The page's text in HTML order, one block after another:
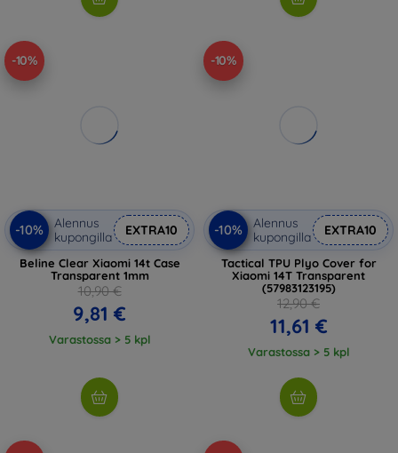
-10%
-10%
Alennus
kupongilla
EXTRA10
Beline Clear Xiaomi 14t Case
Transparent 1mm
10,90 €
9,81 €
Varastossa > 5 kpl
-10%
-10%
Alennus
kupongilla
EXTRA10
Tactical TPU Plyo Cover for
Xiaomi 14T Transparent
(57983123195)
12,90 €
11,61 €
Varastossa > 5 kpl